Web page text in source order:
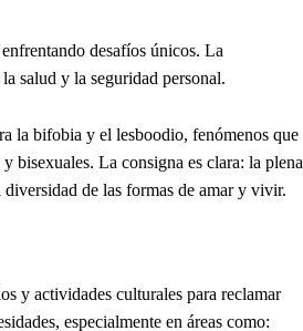
desafíos únicos. La
salud y la seguridad personal.
la bifobia y el lesboodio, fenómenos que
bisexuales. La consigna es clara: la plena
de las formas de amar y vivir.
y actividades culturales para reclamar
especialmente en áreas como: